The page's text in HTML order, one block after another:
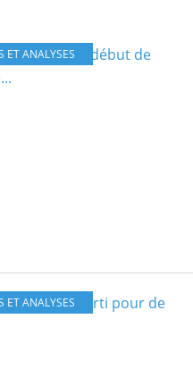
ET ANALYSES
ET ANALYSES